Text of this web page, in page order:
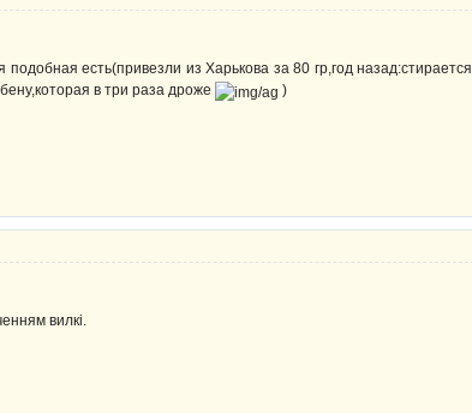
есть(привезли из Харькова за 80 гр,год назад:стирается
в три раза дроже )
вилкі.